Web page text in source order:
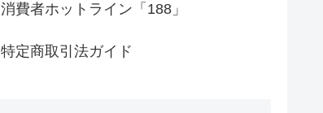
消費者ホットライン「188」
特定商取引法ガイド